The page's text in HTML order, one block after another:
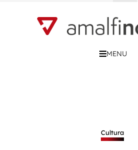
MENU
Cultura